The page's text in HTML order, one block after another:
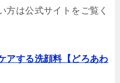
方は公式サイトをご覧く
アする洗顔料【どろあわ